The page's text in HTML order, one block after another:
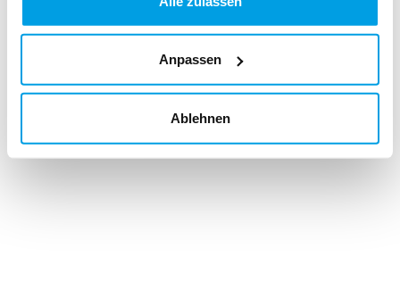
Anpassen
Ablehnen